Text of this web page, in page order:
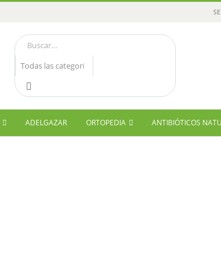
ADELGAZAR ORTOPEDIA ANTIBIÓTICOS